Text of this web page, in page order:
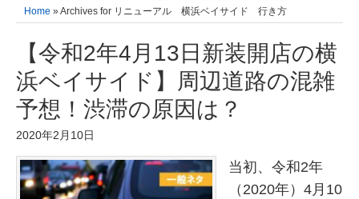
Home » Archives for リニューアル 横浜ベイサイド 行き方
【令和2年4月13日新装開店の横
浜ベイサイド】周辺道路の混雑
予想！渋滞の原因は？
2020年2月10日
当初、令和2年
（2020年）4月10